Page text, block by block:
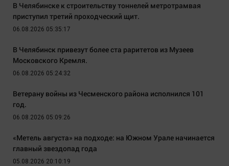
В Челябинске к строительству тоннелей метротрамвая
приступил третий проходческий щит.
06.08.2026 05:35:17
В Челябинск привезут более ста раритетов из Музеев
Московского Кремля.
06.08.2026 05:24:32
Ветерану войны из Чесменского района исполнился 101
год.
06.08.2026 05:09:26
«Метель августа» на подходе: на Южном Урале начинается
главный звездопад года
05.08.2026 20:10:19